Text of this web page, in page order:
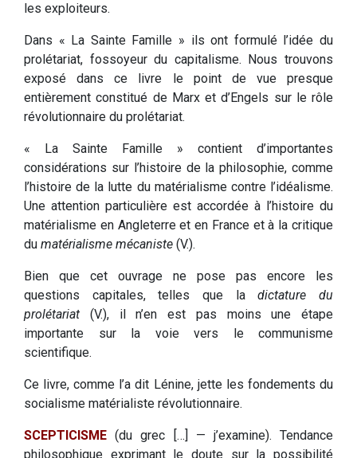
les exploiteurs.
Dans « La Sainte Famille » ils ont formulé l’idée du
prolétariat, fossoyeur du capitalisme. Nous trouvons
exposé dans ce livre le point de vue presque
entièrement constitué de Marx et d’Engels sur le rôle
révolutionnaire du prolétariat.
« La Sainte Famille » contient d’importantes
considérations sur l’histoire de la philosophie, comme
l’histoire de la lutte du matérialisme contre l’idéalisme.
Une attention particulière est accordée à l’histoire du
matérialisme en Angleterre et en France et à la critique
du matérialisme mécaniste (V.).
Bien que cet ouvrage ne pose pas encore les
questions capitales, telles que ladictature du
prolétariat (V.), il n’en est pas moins une étape
importante sur la voie vers le communisme
scientifique.
Ce livre, comme l’a dit Lénine, jette les fondements du
socialisme matérialiste révolutionnaire.
SCEPTICISME (du grec […] — j’examine). Tendance
philosophique exprimant le doute sur la possibilité